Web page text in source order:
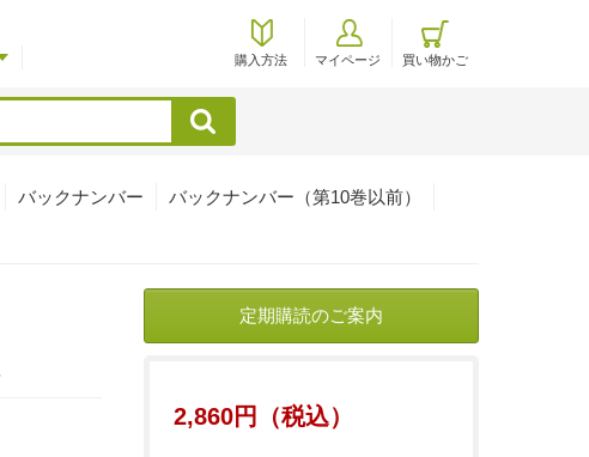
購入方法 マイページ 買い物かご
検索
バックナンバー
バックナンバー（第10巻以前）
定期購読のご案内
2,860円（税込）